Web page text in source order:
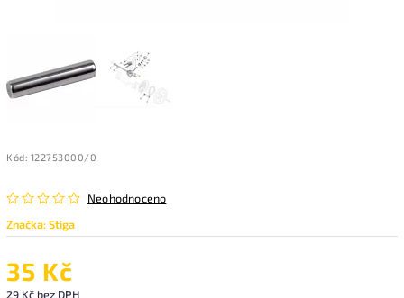
Kód: 122753000/0
Neohodnoceno
Značka:Stiga
35 Kč
29 Kč bez DPH